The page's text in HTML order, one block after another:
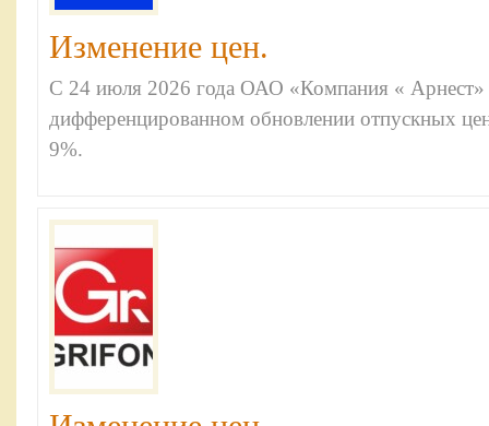
Изменение цен.
С 24 июля 2026 года ОАО «Компания «
дифференцированном обновлении отпускных
9%.